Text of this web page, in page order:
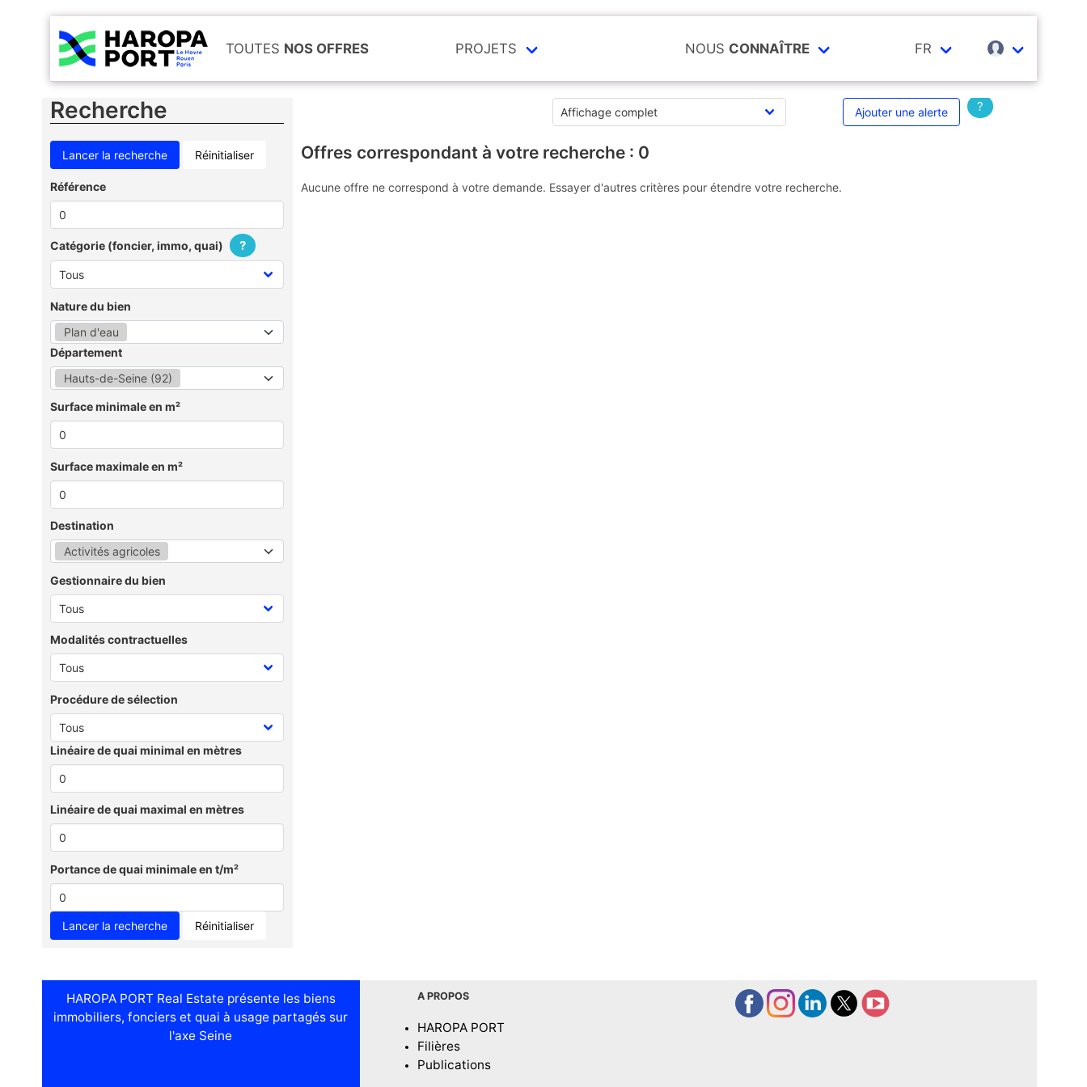
TOUTES NOS OFFRES PROJETS NOUS CONNAÎTRE FR
Recherche
Réinitialiser
Référence
Catégorie (foncier, immo, quai) ?
Nature du bien
Plan d'eau
Département
Hauts-de-Seine (92)
Surface minimale en m²
Surface maximale en m²
Destination
Activités agricoles
Gestionnaire du bien
Modalités contractuelles
Procédure de sélection
Linéaire de quai minimal en mètres
Linéaire de quai maximal en mètres
Portance de quai minimale en t/m²
Réinitialiser
Ajouter une alerte ?
Offres correspondant à votre recherche : 0
Aucune offre ne correspond à votre demande. Essayer d'autres critères pour étendre votre recherche.
HAROPA PORT Real Estate présente les biens
immobiliers, fonciers et quai à usage partagés sur
l'axe Seine
A PROPOS
HAROPA PORT
Filières
Publications